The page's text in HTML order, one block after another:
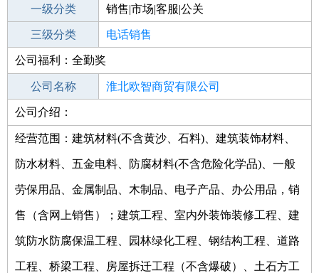
一级分类 销售|市场|客服|公关
二级分类 销售
三级分类 电话销售
其他行业
公司福利：全勤奖
公司名称 淮北欧智商贸有限公司
公司类型
公司介绍：
经营范围：建筑材料(不含黄沙、石料)、建筑装饰材料、
防水材料、五金电料、防腐材料(不含危险化学品)、一般
劳保用品、金属制品、木制品、电子产品、办公用品，销
售（含网上销售）；建筑工程、室内外装饰装修工程、建
筑防水防腐保温工程、园林绿化工程、钢结构工程、道路
工程、桥梁工程、房屋拆迁工程（不含爆破）、土石方工